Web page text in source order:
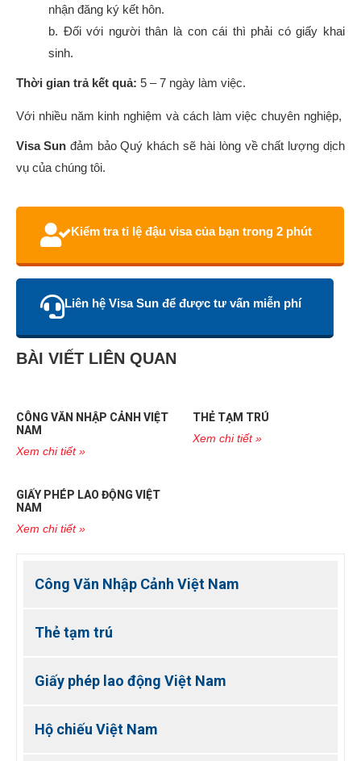
Công Văn Nhập Cảnh Việt Nam
Thẻ tạm trú
Giấy phép lao động Việt Nam
Hộ chiếu Việt Nam
nhận đăng ký kết hôn.
b. Đối với người thân là con cái thì phải có giấy khai
sinh.
Thời gian trả kết quả: 5 – 7 ngày làm việc.
Với nhiều năm kinh nghiệm và cách làm việc chuyên nghiệp,
Visa Sun đảm bảo Quý khách sẽ hài lòng về chất lượng dịch
vụ của chúng tôi.
Kiểm tra tỉ lệ đậu visa của bạn trong 2 phút
Liên hệ Visa Sun để được tư vấn miễn phí
BÀI VIẾT LIÊN QUAN
CÔNG VĂN NHẬP CẢNH VIỆT
NAM
Xem chi tiết »
THẺ TẠM TRÚ
Xem chi tiết »
GIẤY PHÉP LAO ĐỘNG VIỆT
NAM
Xem chi tiết »